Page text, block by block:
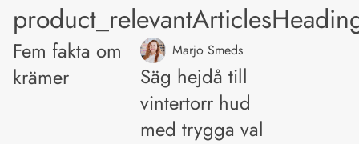
Fem fakta om
krämer
Marjo Smeds
Säg hejdå till
vintertorr hud
med trygga val